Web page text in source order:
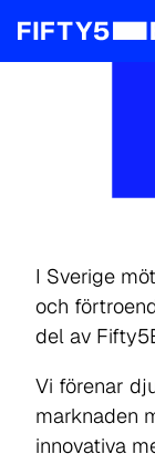
I Sverige
och
del av
Vi förenar
marknaden
innovativa